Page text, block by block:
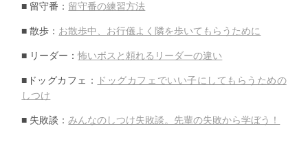
■ 留守番： 留守番の練習方法
■ 散歩： お散歩中、お行儀よく隣を歩いてもらうために
■ リーダー：怖いボスと頼れるリーダーの違い
■ドッグカフェ：
ドッグカフェでいい子にしてもらうための
しつけ
■ 失敗談：みんなのしつけ失敗談。先輩の失敗から学ぼう！